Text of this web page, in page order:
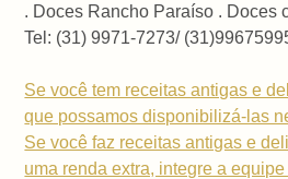
. Doces Rancho Paraíso . Doces
Tel: (31) 9971-7273/
Se você tem receitas antigas e
que possamos disponibilizá-las
Se você faz receitas antigas e
uma renda extra, integre a